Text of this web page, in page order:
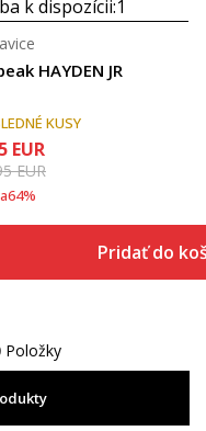
k dispozícii:1
HAYDEN JR
KUSY
EUR
EUR
64%
Pridať do
Položky